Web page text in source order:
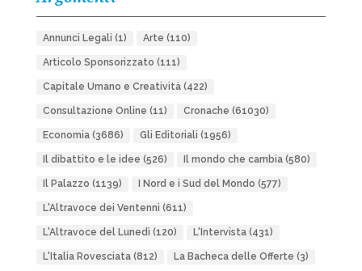
Annunci Legali (1) Arte (110)
Articolo Sponsorizzato (111)
Capitale Umano e Creatività(422)
Consultazione Online (11) Cronache (61030)
Economia(3686) Gli Editoriali (1956)
Il dibattito e le idee (526) Il mondo che cambia(580)
Il Palazzo (1139) I Nord e i Sud del Mondo (577)
L'Altravoce dei Ventenni (611)
L'Altravoce del Lunedì (120) L'Intervista(431)
L'Italia Rovesciata(812) La Bacheca delle Offerte (3)